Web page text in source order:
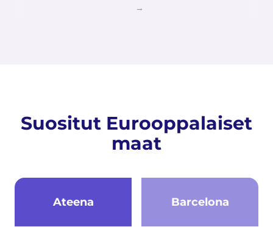
Suositut Eurooppalaiset
maat
Ateena Barcelona